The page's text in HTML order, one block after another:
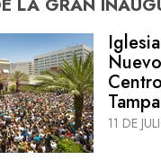
Tampa
11 DE